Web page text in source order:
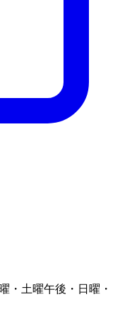
・土曜午後・日曜・